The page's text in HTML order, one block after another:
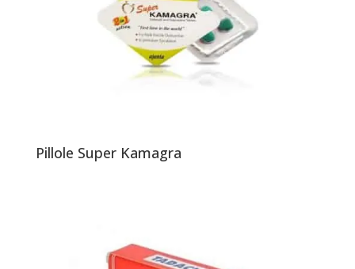
Pillole Super Kamagra